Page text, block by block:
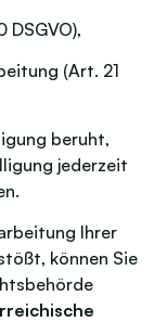
DSGVO),
(Art. 21
beruht,
jederzeit
Ihrer
können Sie